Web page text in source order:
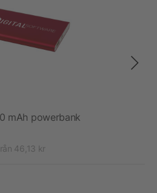
mAh powerbank
46,13 kr